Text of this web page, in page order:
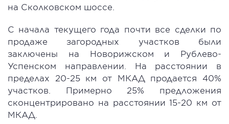
на Сколковском шоссе.
С начала текущего года почти все сделки по
продаже загородных участков были
заключены на Новорижском и Рублево-
Успенском направлении. На расстоянии в
пределах 20-25 км от МКАД продается 40%
участков. Примерно 25% предложения
сконцентрировано на расстоянии 15-20 км от
МКАД.